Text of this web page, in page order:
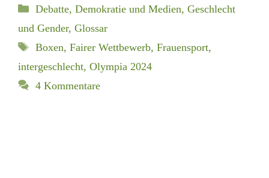
Kategorien
Debatte, Demokratie und Medien, Geschlecht
und Gender, Glossar
Schlagwörter
Boxen, Fairer Wettbewerb, Frauensport,
intergeschlecht, Olympia 2024
4 Kommentare